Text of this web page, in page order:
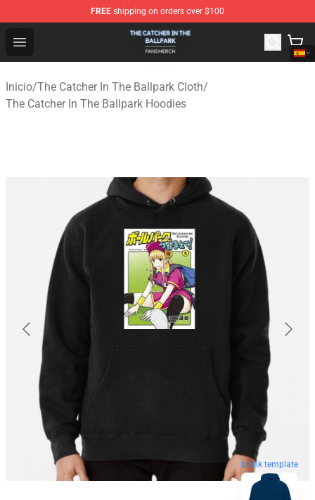
FREE shipping on orders over $100
Open menu
The Catcher In The Ballpark Shop - Official The Catcher
Inicio/The Catcher In The Ballpark Cloth/
The Catcher In The Ballpark Hoodies
blank template